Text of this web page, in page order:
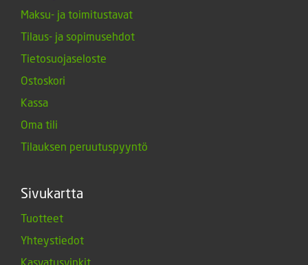
Maksu- ja toimitustavat
Tilaus- ja sopimusehdot
Tietosuojaseloste
Ostoskori
Kassa
Oma tili
Tilauksen peruutuspyyntö
Sivukartta
Tuotteet
Yhteystiedot
Kasvatusvinkit